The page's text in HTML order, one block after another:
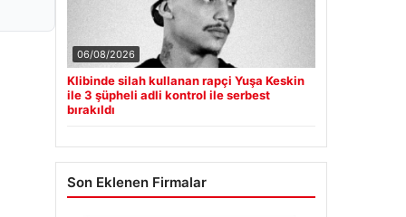
06/08/2026
Klibinde silah kullanan rapçi Yuşa Keskin
ile 3 şüpheli adli kontrol ile serbest
bırakıldı
Son Eklenen Firmalar